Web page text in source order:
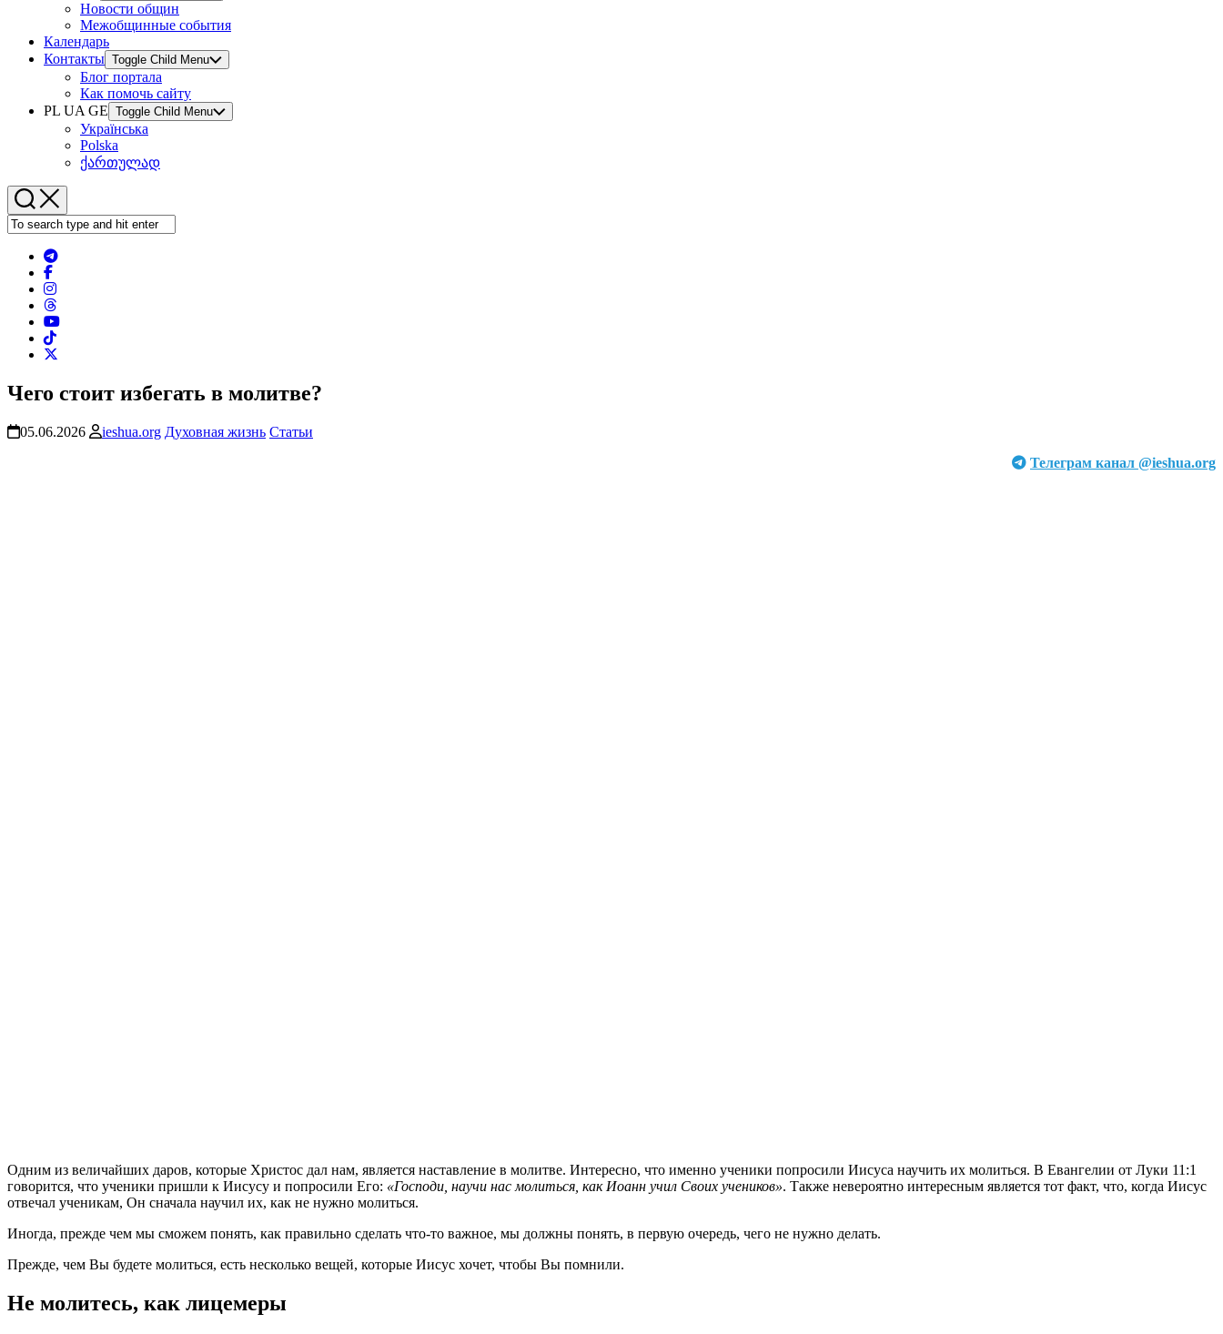
Новости общин
Межобщинные события
Календарь
Контакты Toggle Child Menu
Блог портала
Как помочь сайту
PL UA GE Toggle Child Menu
Українська
Polska
ქართულად
Чего стоит избегать в молитве?
05.06.2026 ieshua.org Духовная жизнь Статьи
Телеграм канал @ieshua.org
Одним из величайших даров, которые Христос дал нам, является наставление в молитве. Интересно, что именно ученики попросили Иисуса научить их молиться. В Евангелии от Луки 11:1
говорится, что ученики пришли к Иисусу и попросили Его: «Господи, научи нас молиться, как Иоанн учил Своих учеников». Также невероятно интересным является тот факт, что, когда Иисус
отвечал ученикам, Он сначала научил их, как не нужно молиться.
Иногда, прежде чем мы сможем понять, как правильно сделать что-то важное, мы должны понять, в первую очередь, чего не нужно делать.
Прежде, чем Вы будете молиться, есть несколько вещей, которые Иисус хочет, чтобы Вы помнили.
Не молитесь, как лицемеры